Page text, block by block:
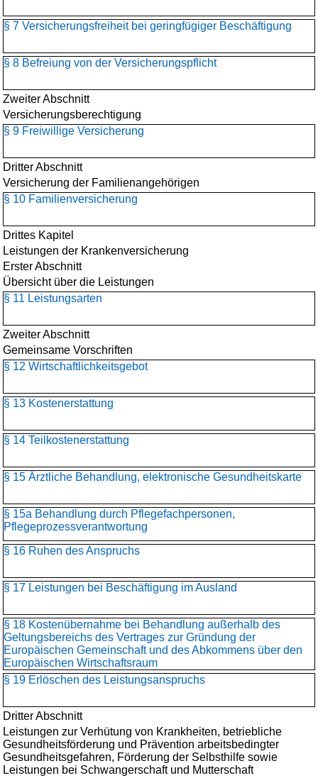
§ 7 Versicherungsfreiheit bei geringfügiger Beschäftigung
§ 8 Befreiung von der Versicherungspflicht
Zweiter Abschnitt
Versicherungsberechtigung
§ 9 Freiwillige Versicherung
Dritter Abschnitt
Versicherung der Familienangehörigen
§ 10 Familienversicherung
Drittes Kapitel
Leistungen der Krankenversicherung
Erster Abschnitt
Übersicht über die Leistungen
§ 11 Leistungsarten
Zweiter Abschnitt
Gemeinsame Vorschriften
§ 12 Wirtschaftlichkeitsgebot
§ 13 Kostenerstattung
§ 14 Teilkostenerstattung
§ 15 Ärztliche Behandlung, elektronische Gesundheitskarte
§ 15a Behandlung durch Pflegefachpersonen,
Pflegeprozessverantwortung
§ 16 Ruhen des Anspruchs
§ 17 Leistungen bei Beschäftigung im Ausland
§ 18 Kostenübernahme bei Behandlung außerhalb des
Geltungsbereichs des Vertrages zur Gründung der
Europäischen Gemeinschaft und des Abkommens über den
Europäischen Wirtschaftsraum
§ 19 Erlöschen des Leistungsanspruchs
Dritter Abschnitt
Leistungen zur Verhütung von Krankheiten, betriebliche
Gesundheitsförderung und Prävention arbeitsbedingter
Gesundheitsgefahren, Förderung der Selbsthilfe sowie
Leistungen bei Schwangerschaft und Mutterschaft